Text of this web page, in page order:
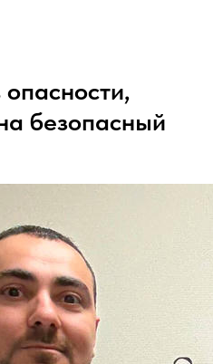
безопасный